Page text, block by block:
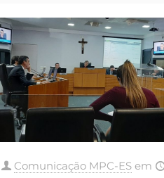
Comunicação MPC-ES em